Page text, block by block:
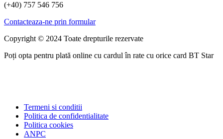
(+40) 757 546 756
Contacteaza-ne prin formular
Copyright © 2024 Toate drepturile rezervate
Poți opta pentru plată online cu cardul în rate cu orice card BT Star
Termeni si conditii
Politica de confidentialitate
Politica cookies
ANPC